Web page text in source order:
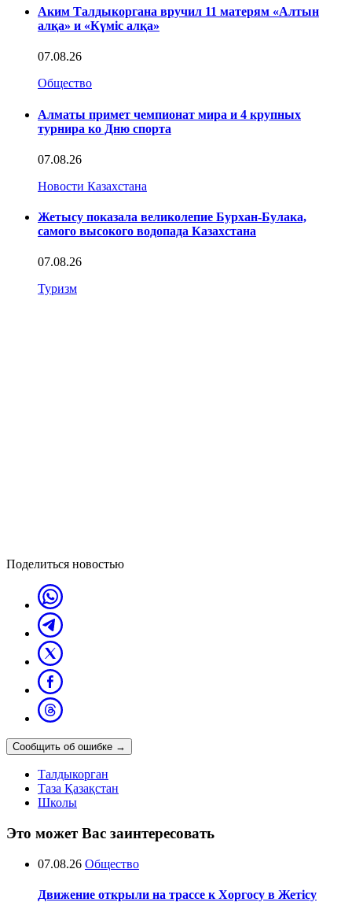
Аким Талдыкоргана вручил 11 матерям «Алтын
алқа» и «Күміс алқа»
07.08.26
Общество
Алматы примет чемпионат мира и 4 крупных
турнира ко Дню спорта
07.08.26
Новости Казахстана
Жетысу показала великолепие Бурхан-Булака,
самого высокого водопада Казахстана
07.08.26
Туризм
Поделиться новостью
Сообщить об ошибке →
Талдыкорган
Таза Қазақстан
Школы
Это может Вас заинтересовать
07.08.26 Общество
Движение открыли на трассе к Хоргосу в Жетісу